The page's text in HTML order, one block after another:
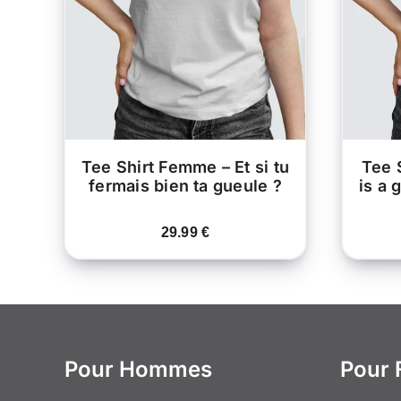
A
PLUSIEURS
VARIATIONS.
LES
OPTIONS
PEUVENT
ÊTRE
CHOISIES
LA
PAGE
DU
Tee Shirt Femme – Et si tu
fermais bien ta gueule ?
29.99€
Tee
is a
Pour Hommes Pour